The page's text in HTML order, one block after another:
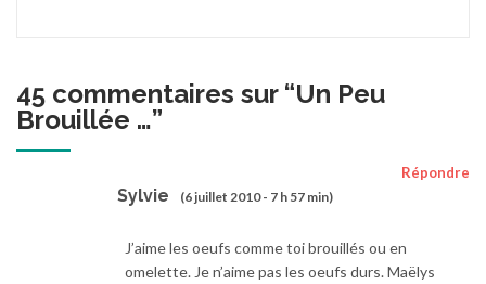
45 commentaires sur “Un Peu
Brouillée …”
Sylvie (6 juillet 2010 - 7 h 57 min)
Répondre
J’aime les oeufs comme toi brouillés ou en
omelette. Je n’aime pas les oeufs durs. Maëlys